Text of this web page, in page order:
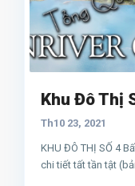
Khu Đô Thị
Th10 23, 2021
KHU ĐÔ THỊ SỐ 4
chi tiết tất tần tật